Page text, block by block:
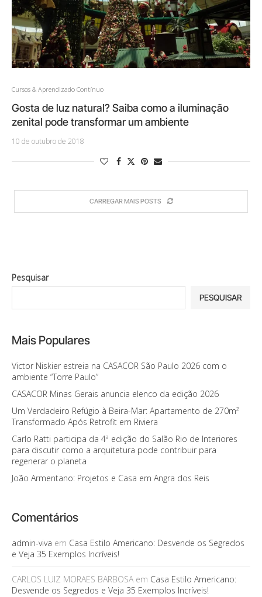
Cursos & Aprendizado Contínuo
Gosta de luz natural? Saiba como a iluminação
zenital pode transformar um ambiente
10 de outubro de 2018
CARREGAR MAIS POSTS
Pesquisar
PESQUISAR
Mais Populares
Victor Niskier estreia na CASACOR São Paulo 2026 com o
ambiente “Torre Paulo”
CASACOR Minas Gerais anuncia elenco da edição 2026
Um Verdadeiro Refúgio à Beira-Mar: Apartamento de 270m²
Transformado Após Retrofit em Riviera
Carlo Ratti participa da 4ª edição do Salão Rio de Interiores
para discutir como a arquitetura pode contribuir para
regenerar o planeta
João Armentano: Projetos e Casa em Angra dos Reis
Comentários
admin-viva em Casa Estilo Americano: Desvende os Segredos
e Veja 35 Exemplos Incríveis!
CARLOS LUIZ MORAES BARBOSAem Casa Estilo Americano:
Desvende os Segredos e Veja 35 Exemplos Incríveis!